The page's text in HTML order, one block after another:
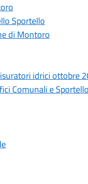
Sportello
di Montoro
idrici ottobre
Comunali e